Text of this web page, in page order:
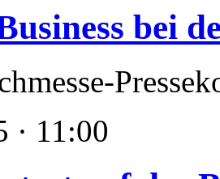
bei
· 11:00